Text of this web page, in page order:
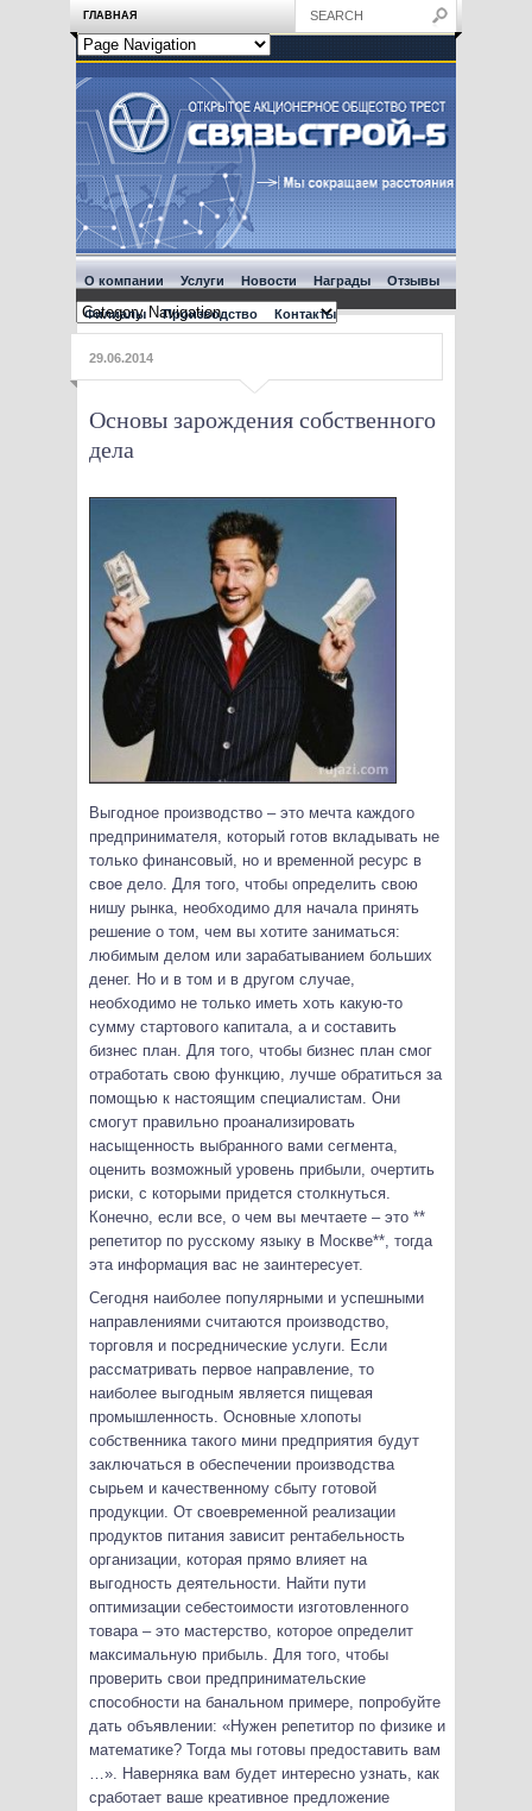
ГЛАВНАЯ
О компании Услуги Новости Награды Отзывы
Филиалы Производство Контакты
29.06.2014
Основы зарождения собственного
дела
Выгодное производство – это мечта каждого
предпринимателя, который готов вкладывать не
только финансовый, но и временной ресурс в
свое дело. Для того, чтобы определить свою
нишу рынка, необходимо для начала принять
решение о том, чем вы хотите заниматься:
любимым делом или зарабатыванием больших
денег. Но и в том и в другом случае,
необходимо не только иметь хоть какую-то
сумму стартового капитала, а и составить
бизнес план. Для того, чтобы бизнес план смог
отработать свою функцию, лучше обратиться за
помощью к настоящим специалистам. Они
смогут правильно проанализировать
насыщенность выбранного вами сегмента,
оценить возможный уровень прибыли, очертить
риски, с которыми придется столкнуться.
Конечно, если все, о чем вы мечтаете – это **
репетитор по русскому языку в Москве**, тогда
эта информация вас не заинтересует.
Сегодня наиболее популярными и успешными
направлениями считаются производство,
торговля и посреднические услуги. Если
рассматривать первое направление, то
наиболее выгодным является пищевая
промышленность. Основные хлопоты
собственника такого мини предприятия будут
заключаться в обеспечении производства
сырьем и качественному сбыту готовой
продукции. От своевременной реализации
продуктов питания зависит рентабельность
организации, которая прямо влияет на
выгодность деятельности. Найти пути
оптимизации себестоимости изготовленного
товара – это мастерство, которое определит
максимальную прибыль. Для того, чтобы
проверить свои предпринимательские
способности на банальном примере, попробуйте
дать объявлении: «Нужен репетитор по физике и
математике? Тогда мы готовы предоставить вам
…». Наверняка вам будет интересно узнать, как
сработает ваше креативное предложение